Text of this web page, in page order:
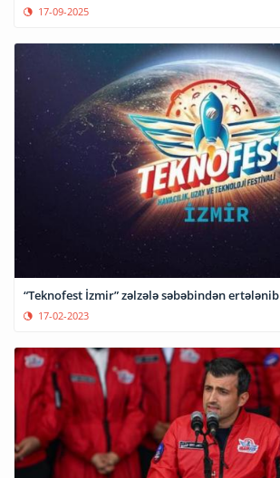
17-09-2025
“Teknofest İzmir” zəlzələ səbəbindən ertələnib
17-02-2023